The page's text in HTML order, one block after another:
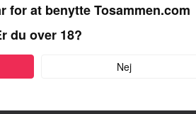
for at benytte Tosammen.com
du over 18?
Nej